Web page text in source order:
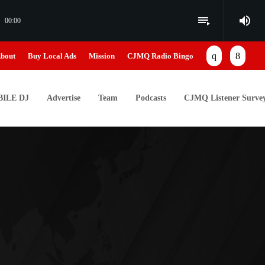
00:00 playlist_play volume_up
Buy Local Ads Mission CJMQ Radio Bingo
DJ Advertise Team Podcasts CJMQ Listener